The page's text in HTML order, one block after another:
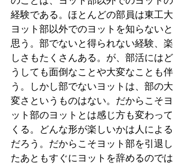
経験である。ほとんどの部員は東工大
ヨット部以外でのヨットを知らないと
思う。部でないと得られない経験、楽
しさもたくさんある。が、部活にはど
うしても面倒なことや大変なことも伴
う。しかし部でないヨットは、部の大
変さというものはない。だからこそヨ
ット部のヨットとは感じ方も変わって
くる。どんな形が楽しいかは人による
だろう。だからこそヨット部を引退し
たあともすぐにヨットを辞めるのでは